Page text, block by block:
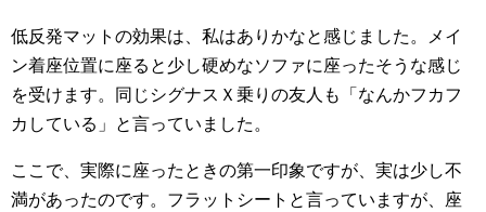
低反発マットの効果は、私はありかなと感じました。メイ
ン着座位置に座ると少し硬めなソファに座ったそうな感じ
を受けます。同じシグナスＸ乗りの友人も「なんかフカフ
カしている」と言っていました。
ここで、実際に座ったときの第一印象ですが、実は少し不
満があったのです。フラットシートと言っていますが、座